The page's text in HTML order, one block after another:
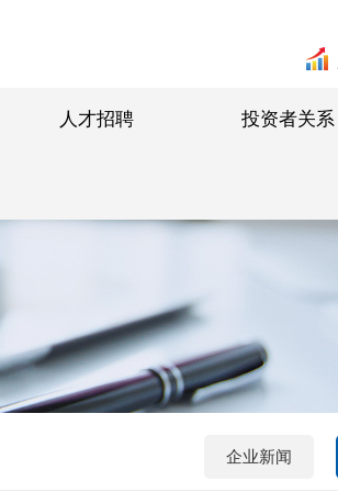
人才招聘 投资者关系
企业新闻